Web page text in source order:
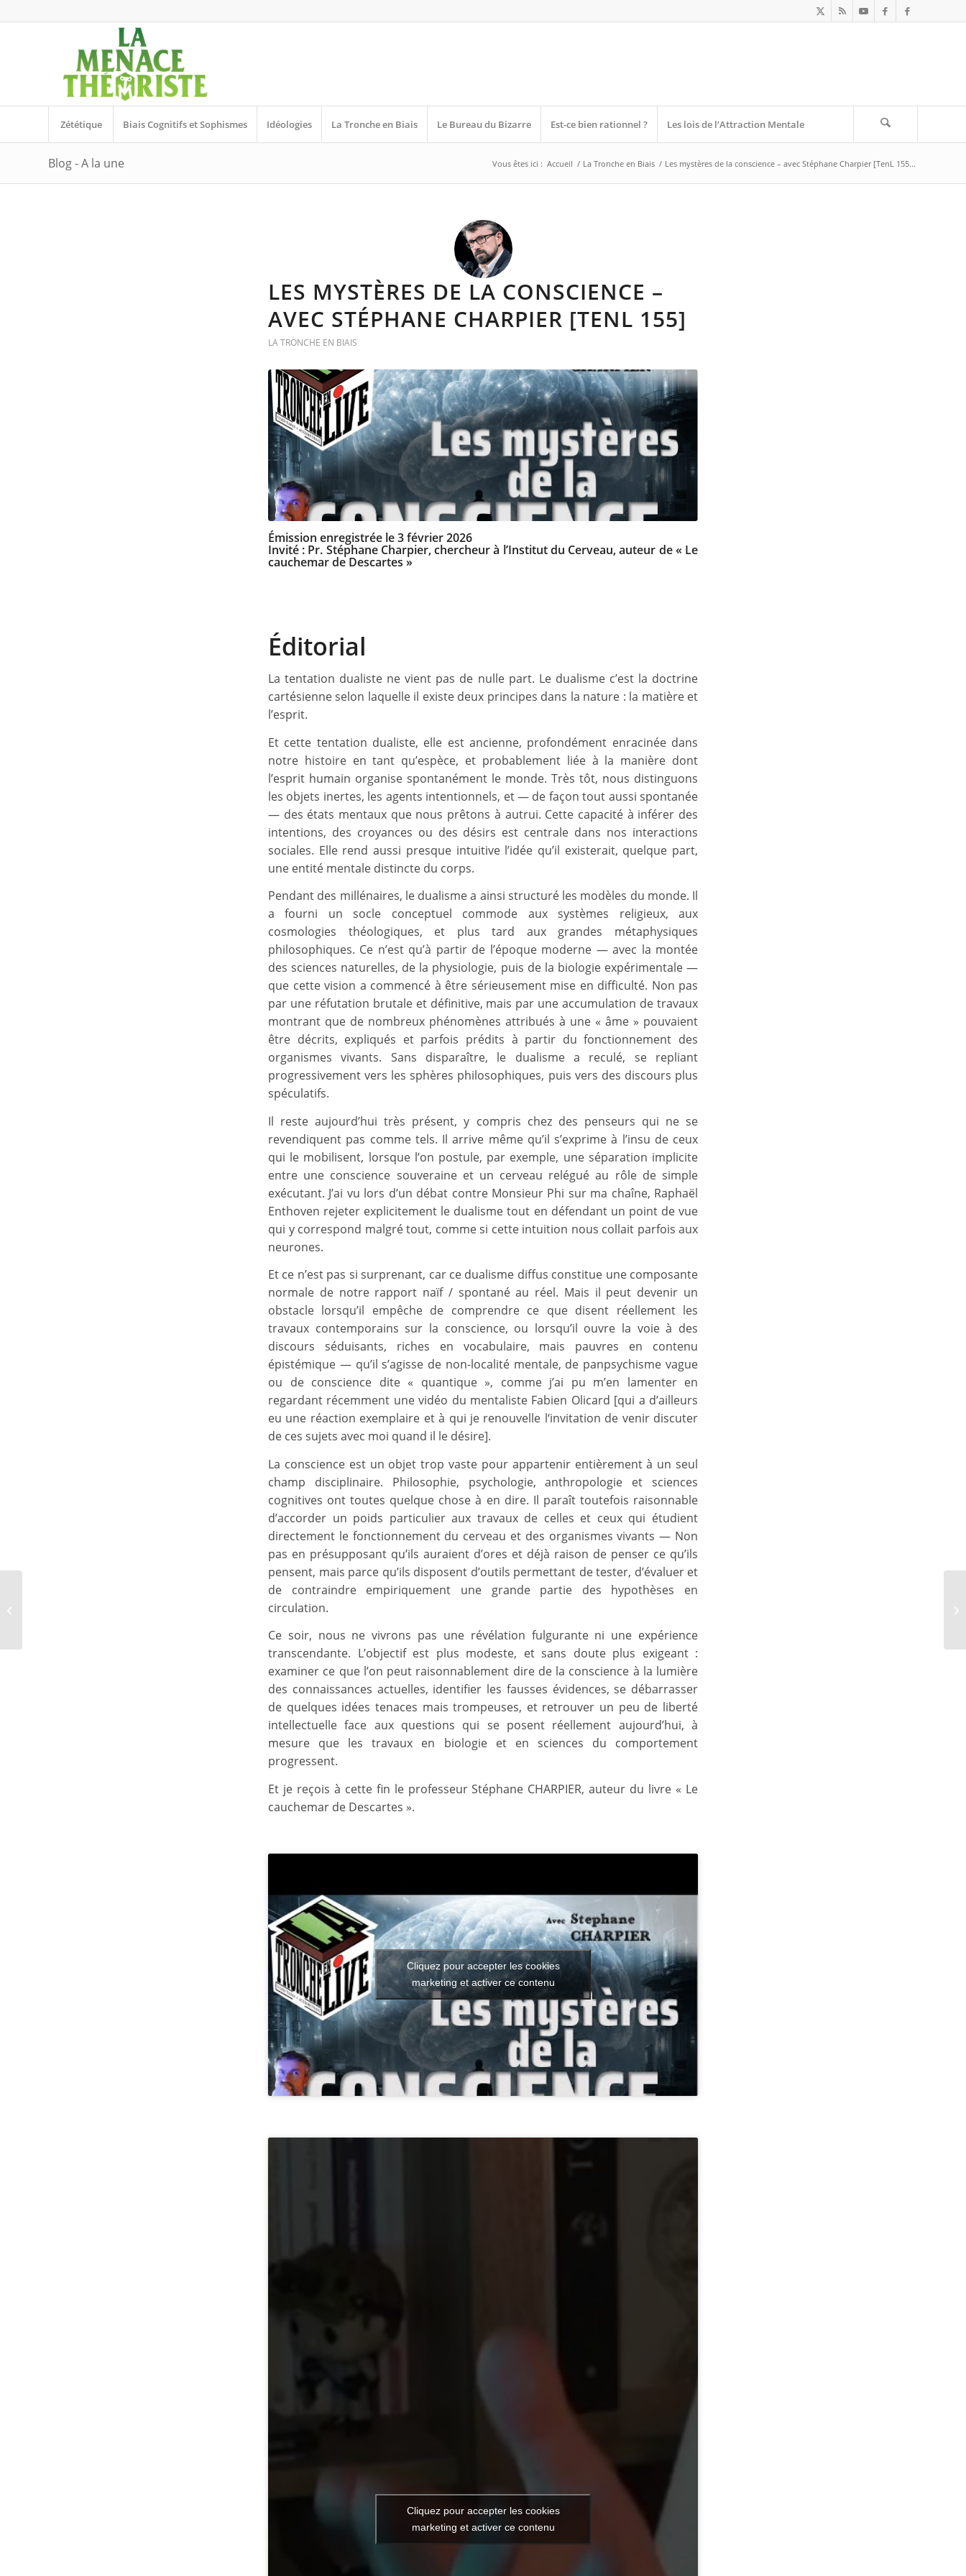
Zététique Biais Cognitifs et Sophismes Idéologies La Tronche en Biais Le Bureau du Bizarre Est-ce bien rationnel ? Les lois de l’Attraction Mentale
Blog - A la une Vous êtes ici : Accueil / La Tronche en Biais / Les mystères de la conscience – avec Stéphane Charpier [TenL 155...
LES MYSTÈRES DE LA CONSCIENCE –
AVEC STÉPHANE CHARPIER [TENL 155]
LA TRONCHE EN BIAIS
Émission enregistrée le 3 février 2026
Invité : Pr. Stéphane Charpier, chercheurà l’Institut du Cerveau, auteur de « Le
cauchemar de Descartes »
Éditorial
La tentation dualiste ne vient pas de nulle part. Le dualisme c’est la doctrine
cartésienne selon laquelle il existe deux principes dans la nature : la matière et
l’esprit.
Et cette tentation dualiste, elle est ancienne, profondément enracinée dans
notre histoire en tant qu’espèce, et probablement liée à la manière dont
l’esprit humain organise spontanément le monde. Très tôt, nous distinguons
les objets inertes, les agents intentionnels, et — de façon tout aussi spontanée
— des états mentaux que nous prêtons à autrui. Cette capacité à inférer des
intentions, des croyances ou des désirs est centrale dans nos interactions
sociales. Elle rend aussi presque intuitive l’idée qu’il existerait, quelque part,
une entité mentale distincte du corps.
Pendant des millénaires, le dualisme a ainsi structuré les modèles du monde. Il
a fourni un socle conceptuel commode aux systèmes religieux, aux
cosmologies théologiques, et plus tard aux grandes métaphysiques
philosophiques. Ce n’est qu’à partir de l’époque moderne — avec la montée
des sciences naturelles, de la physiologie, puis de la biologie expérimentale —
que cette vision a commencé à être sérieusement mise en difficulté. Non pas
par une réfutation brutale et définitive, mais par une accumulation de travaux
montrant que de nombreux phénomènes attribués à une « âme » pouvaient
être décrits, expliqués et parfois prédits à partir du fonctionnement des
organismes vivants. Sans disparaître, le dualisme a reculé, se repliant
progressivement vers les sphères philosophiques, puis vers des discours plus
spéculatifs.
Il reste aujourd’hui très présent, y compris chez des penseurs qui ne se
revendiquent pas comme tels. Il arrive même qu’il s’exprime à l’insu de ceux
qui le mobilisent, lorsque l’on postule, par exemple, une séparation implicite
entre une conscience souveraine et un cerveau relégué au rôle de simple
exécutant. J’ai vu lors d’un débat contre Monsieur Phi sur ma chaîne, Raphaël
Enthoven rejeter explicitement le dualisme tout en défendant un point de vue
qui y correspond malgré tout, comme si cette intuition nous collait parfois aux
neurones.
Et ce n’est pas si surprenant, car ce dualisme diffus constitue une composante
normale de notre rapport naïf / spontané au réel. Mais il peut devenir un
obstacle lorsqu’il empêche de comprendre ce que disent réellement les
travaux contemporains sur la conscience, ou lorsqu’il ouvre la voie à des
discours séduisants, riches en vocabulaire, mais pauvres en contenu
épistémique — qu’il s’agisse de non-localité mentale, de panpsychisme vague
ou de conscience dite « quantique », comme j’ai pu m’en lamenter en
regardant récemment une vidéo du mentaliste Fabien Olicard [qui a d’ailleurs
eu une réaction exemplaire et à qui je renouvelle l‘invitation de venir discuter
de ces sujets avec moi quand il le désire].
La conscience est un objet trop vaste pour appartenir entièrement à un seul
champ disciplinaire. Philosophie, psychologie, anthropologie et sciences
cognitives ont toutes quelque chose à en dire. Il paraît toutefois raisonnable
d’accorder un poids particulier aux travaux de celles et ceux qui étudient
directement le fonctionnement du cerveau et des organismes vivants — Non
pas en présupposant qu’ils auraient d’ores et déjà raison de penser ce qu’ils
pensent, mais parce qu’ils disposent d’outils permettant de tester, d’évaluer et
de contraindre empiriquement une grande partie des hypothèses en
circulation.
Ce soir, nous ne vivrons pas une révélation fulgurante ni une expérience
transcendante. L’objectif est plus modeste, et sans doute plus exigeant :
examiner ce que l’on peut raisonnablement dire de la conscience à la lumière
des connaissances actuelles, identifier les fausses évidences, se débarrasser
de quelques idées tenaces mais trompeuses, et retrouver un peu de liberté
intellectuelle face aux questions qui se posent réellement aujourd’hui, à
mesure que les travaux en biologie et en sciences du comportement
progressent.
Et je reçois à cette fin le professeur Stéphane CHARPIER, auteur du livre « Le
cauchemar de Descartes ».
Cliquez pour accepter les cookies
marketing et activer ce contenu
Cliquez pour accepter les cookies
marketing et activer ce contenu